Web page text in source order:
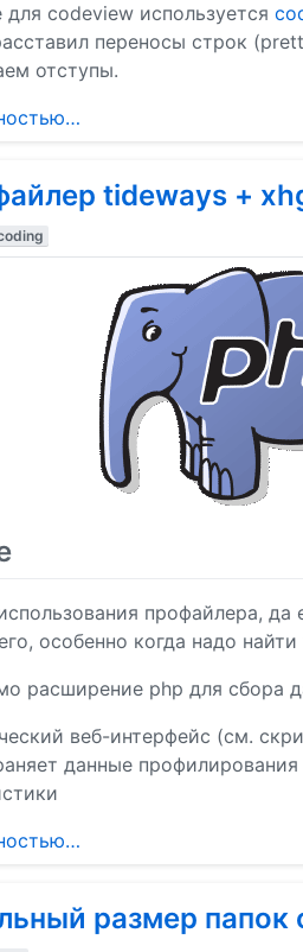
для codeview используется
переносы строк
отступы.
tideways +
профайлера,
особенно когда надо
расширение php для сбора
веб-интерфейс (см.
данные
размер